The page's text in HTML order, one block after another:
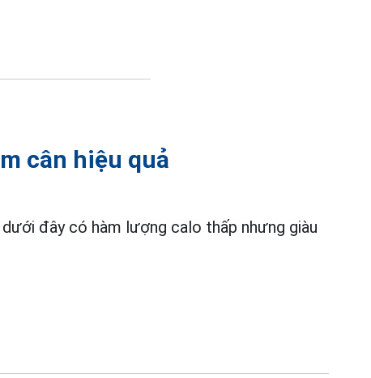
cân hiệu quả
đây có hàm lượng calo thấp nhưng giàu